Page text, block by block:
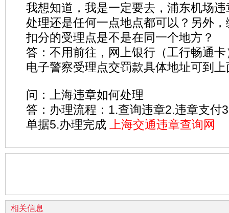
我想知道，我是一定要去，浦东机场
处理还是任何一点地点都可以？另外
扣分的受理点是不是在同一个地方？
答：不用前往，网上银行（工行畅通
电子警察受理点交罚款具体地址可到
问：上海违章如何处理
答：办理流程：1.查询违章2.违章支付
单据5.办理完成 上海交通违章查询网
相关信息